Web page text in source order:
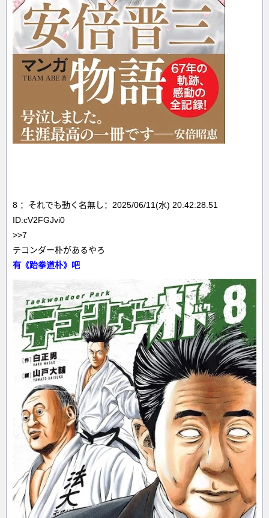
8 ：それでも動く名無し：2025/06/11(水) 20:42:28.51
ID:cV2FGJvi0
>>7
テコンダー朴があるやろ
有《跆拳道朴》吧